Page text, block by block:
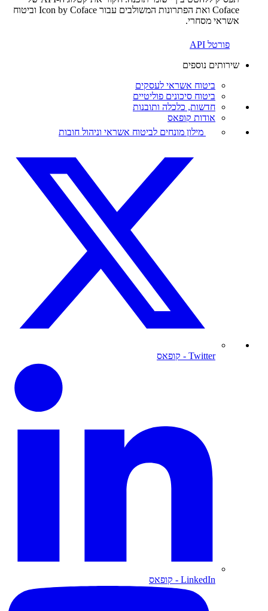
Coface ואת הפתרונות המשולבים עבור Icon by Coface וביטוח
אשראי מסחרי.
פורטל API
שירותים נוספים
ביטוח אשראי לעסקים
ביטוח סיכונים פוליטיים
חדשות, כלכלה ותובנות
אודות קופאס
מילון מונחים לביטוח אשראי וניהול חובות
Twitter - קופאס
LinkedIn - קופאס